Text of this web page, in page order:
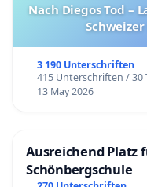
Nach Diegos Tod –
3 190 Unterschriften
415 Unterschriften / 30
13 May 2026
Ausreichend Platz
Schönbergschule